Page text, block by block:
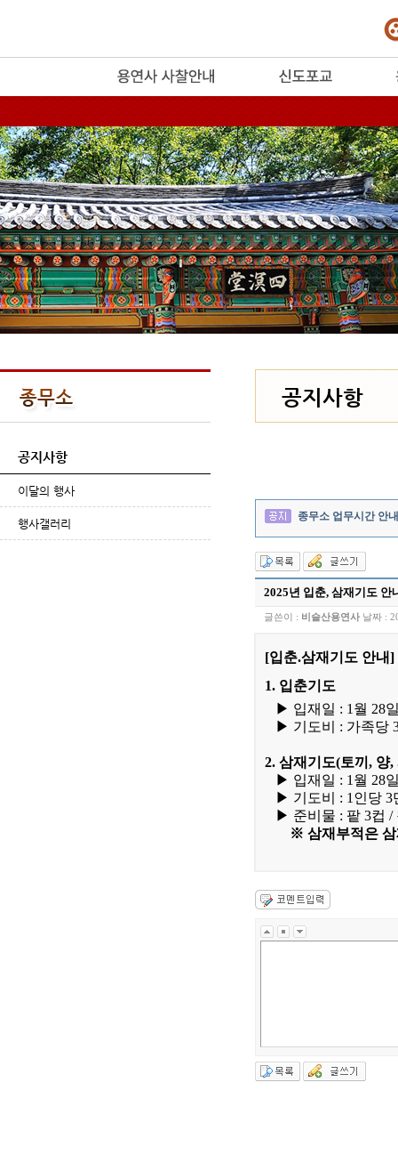
공지사항
이달의 행사
행사갤러리
공지사항
종무소 업무시간 안내
2025년 입춘, 삼재기도 안
글쓴이 : 비슬산용연사 날짜 :
[입춘.삼재기도 안내]
1. 입춘기도
▶ 입재일 : 1 월 28
▶ 기도비 : 가족당
2. 삼재기도(토끼, 양,
▶ 입재일 : 1 월 28
▶ 기도비 : 1인당 3
▶ 준비물 : 팥 3컵 /
※ 삼재부적은 삼